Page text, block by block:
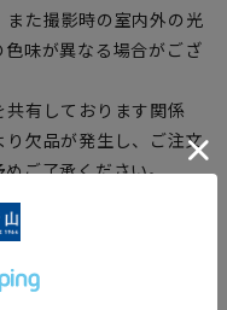
た撮影時の室内外の光
味が異なる場合がござ
有しております関係
り欠品が発生し、ご注文
ご了承ください。
ご注文のタイミングに
ない場合がございま